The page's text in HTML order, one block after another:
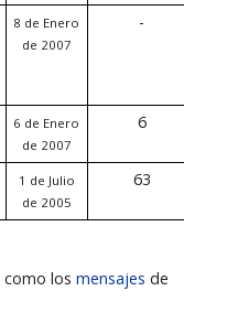
8 de Enero
de 2007
-
6 de Enero
de 2007
6
1 de Julio
de 2005
63
como los mensajes de